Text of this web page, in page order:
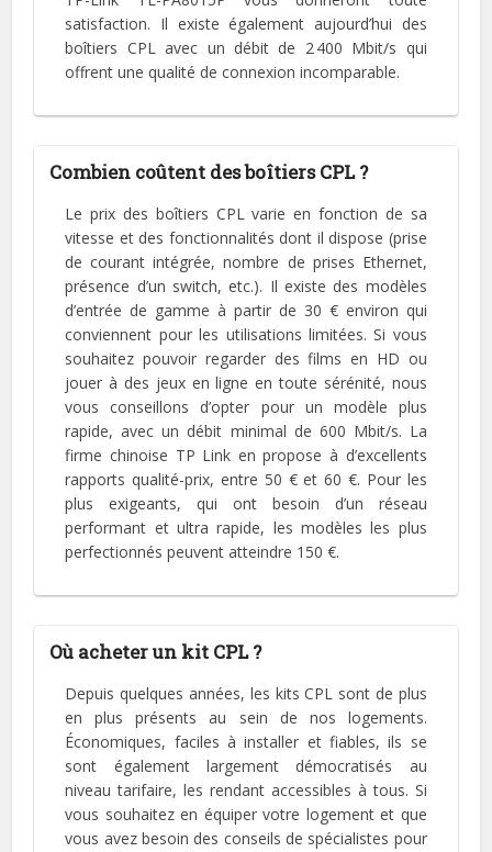
satisfaction. Il existe également aujourd’hui des
boîtiers CPL avec un débit de 2 400 Mbit/s qui
offrent une qualité de connexion incomparable.
Combien coûtent des boîtiers CPL ?
Le prix des boîtiers CPL varie en fonction de sa
vitesse et des fonctionnalités dont il dispose (prise
de courant intégrée, nombre de prises Ethernet,
présence d’un switch, etc.). Il existe des modèles
d’entrée de gamme à partir de 30 € environ qui
conviennent pour les utilisations limitées. Si vous
souhaitez pouvoir regarder des films en HD ou
jouer à des jeux en ligne en toute sérénité, nous
vous conseillons d’opter pour un modèle plus
rapide, avec un débit minimal de 600 Mbit/s. La
firme chinoise TP Link en propose à d’excellents
rapports qualité-prix, entre 50 € et 60 €. Pour les
plus exigeants, qui ont besoin d’un réseau
performant et ultra rapide, les modèles les plus
perfectionnés peuvent atteindre 150 €.
Où acheter un kit CPL ?
Depuis quelques années, les kits CPL sont de plus
en plus présents au sein de nos logements.
Économiques, faciles à installer et fiables, ils se
sont également largement démocratisés au
niveau tarifaire, les rendant accessibles à tous. Si
vous souhaitez en équiper votre logement et que
vous avez besoin des conseils de spécialistes pour